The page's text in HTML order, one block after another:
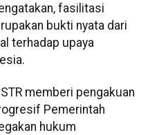
fasilitasi
bukti nyata dari
terhadap upaya
memberi pengakuan
Pemerintah
hukum